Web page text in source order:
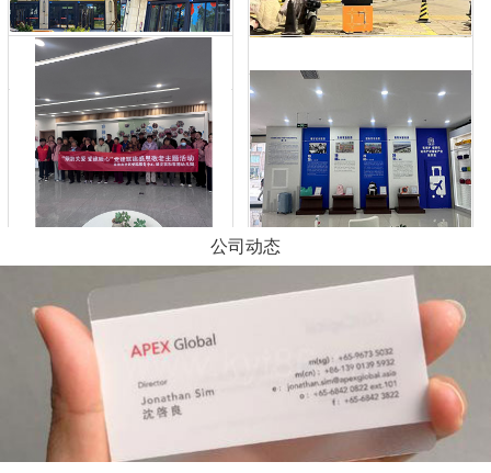
牌匾一挂，人生开挂
地库导视
感受一下箱包的历史吧
公司动态